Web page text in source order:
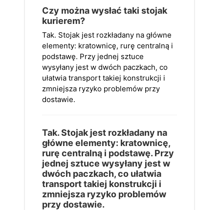
Czy można wysłać taki stojak
kurierem?
Tak. Stojak jest rozkładany na główne
elementy: kratownicę, rurę centralną i
podstawę. Przy jednej sztuce
wysyłany jest w dwóch paczkach, co
ułatwia transport takiej konstrukcji i
zmniejsza ryzyko problemów przy
dostawie.
Tak. Stojak jest rozkładany na
główne elementy: kratownicę,
rurę centralną i podstawę. Przy
jednej sztuce wysyłany jest w
dwóch paczkach, co ułatwia
transport takiej konstrukcji i
zmniejsza ryzyko problemów
przy dostawie.